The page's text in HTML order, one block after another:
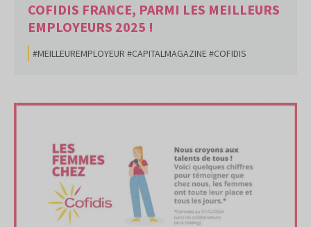
COFIDIS FRANCE, PARMI LES MEILLEURS
EMPLOYEURS 2025 !
#MEILLEUREMPLOYEUR #CAPITALMAGAZINE #COFIDIS